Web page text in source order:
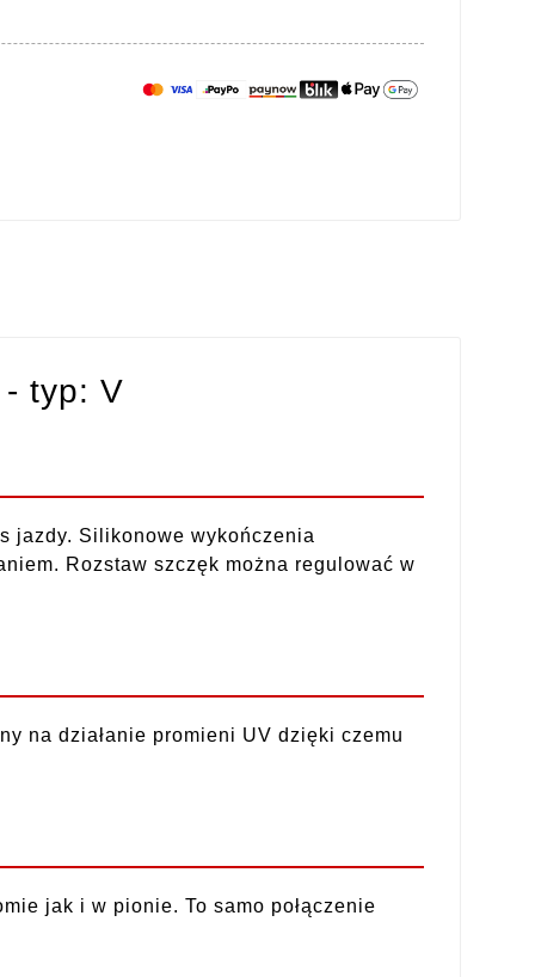
typ: V
jazdy. Silikonowe wykończenia
Rozstaw szczęk można regulować w
na działanie promieni UV dzięki czemu
jak i w pionie. To samo połączenie